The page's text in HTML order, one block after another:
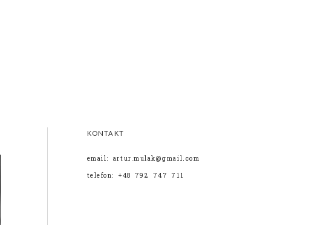
KONTAKT
email: artur.mulak@gmail.com
telefon: +48 792 747 711